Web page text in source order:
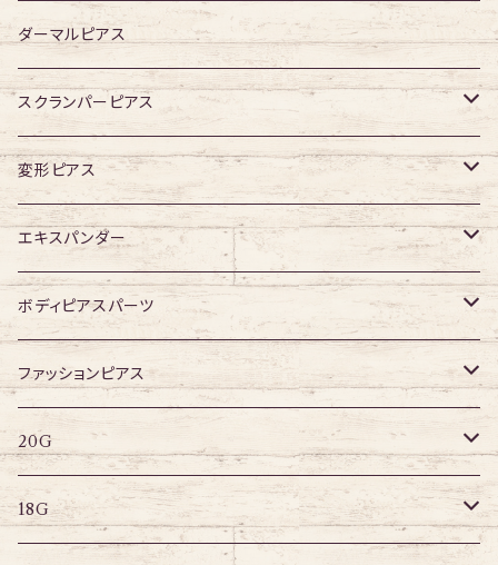
ジュエル有り
ジュエル無し
ジュエル有り
ダーマルピアス
スクランパーピアス
16G
14G
変形ピアス
ジュエル無し
ジュエル有り
エキスパンダー
316Lサージカルステンレス
アクリル
その他
ボディピアスパーツ
ネジタイプ
20G
18G
はめ込みタイプ
ファッションピアス
ポストピアス
リングピアス
20G
キャプティブリング
18G